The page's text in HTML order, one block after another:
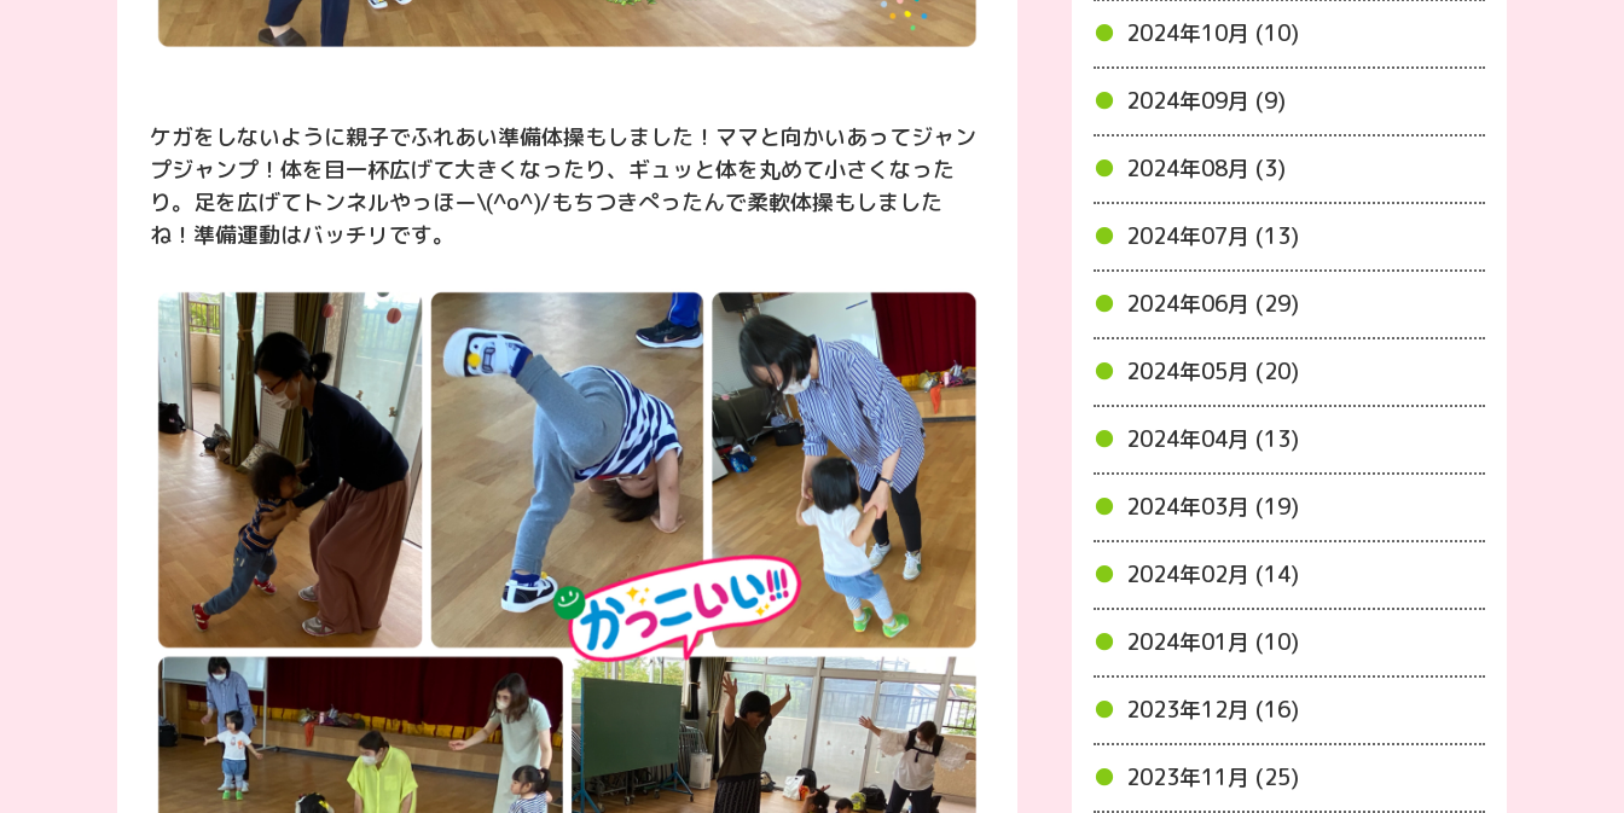
ケガをしないように親子でふれあい準備体操もしました！ママと向かいあってジャン
プジャンプ！体を目一杯広げて大きくなったり、ギュッと体を丸めて小さくなった
り。足を広げてトンネルやっほー\(^o^)/もちつきぺったんで柔軟体操もしました
ね！準備運動はバッチリです。
2024年10月 (10)
2024年09月 (9)
2024年08月 (3)
2024年07月 (13)
2024年06月 (29)
2024年05月 (20)
2024年04月 (13)
2024年03月 (19)
2024年02月 (14)
2024年01月 (10)
2023年12月 (16)
2023年11月 (25)